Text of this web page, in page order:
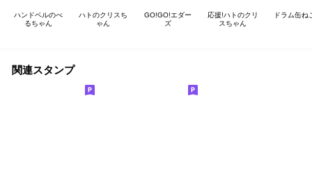
ハンドベルのべ
るちゃん
ハトのクリスち
ゃん
GO!GO!エダー
ズ
応援!ハトのクリ
スちゃん
ドラム缶ね
関連スタンプ